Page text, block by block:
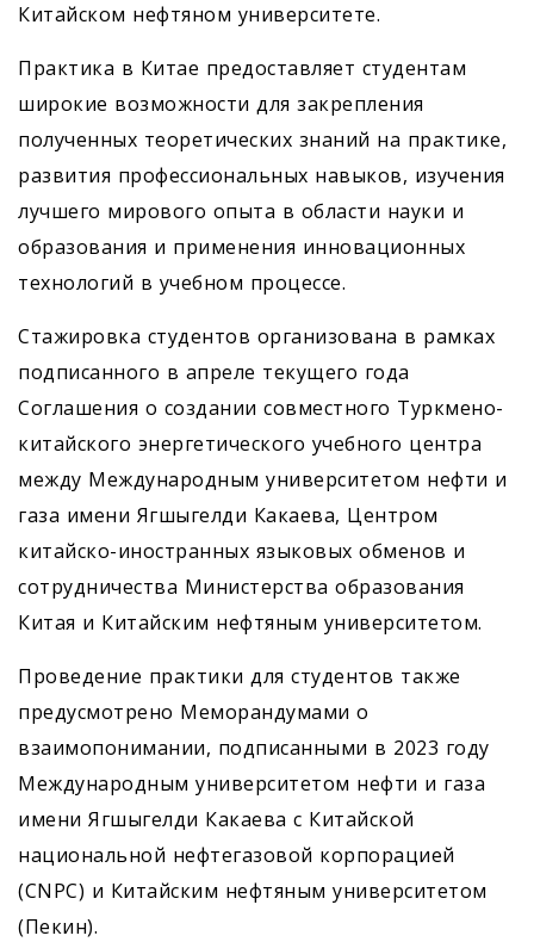
Китайском нефтяном университете.
Практика в Китае предоставляет студентам
широкие возможности для закрепления
полученных теоретических знаний на практике,
развития профессиональных навыков, изучения
лучшего мирового опыта в области науки и
образования и применения инновационных
технологий в учебном процессе.
Стажировка студентов организована в рамках
подписанного в апреле текущего года
Соглашения о создании совместного Туркмено-
китайского энергетического учебного центра
между Международным университетом нефти и
газа имени Ягшыгелди Какаева, Центром
китайско-иностранных языковых обменов и
сотрудничества Министерства образования
Китая и Китайским нефтяным университетом.
Проведение практики для студентов также
предусмотрено Меморандумами о
взаимопонимании, подписанными в 2023 году
Международным университетом нефти и газа
имени Ягшыгелди Какаева с Китайской
национальной нефтегазовой корпорацией
(CNPC) и Китайским нефтяным университетом
(Пекин).